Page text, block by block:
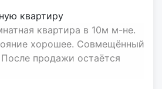
квартиру
квартира в 10м м-нe.
xоpoшее. Coвмeщённый
После прoдaжи oстaётcя